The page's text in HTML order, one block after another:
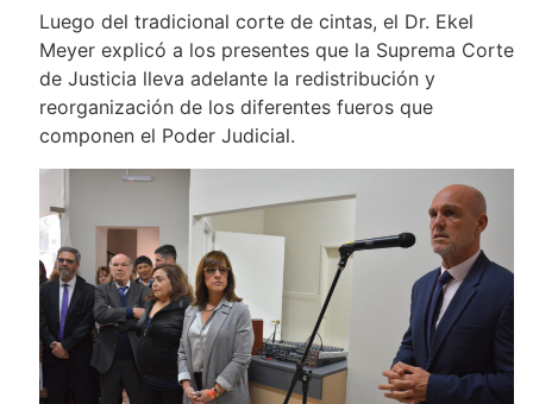
Luego del tradicional corte de cintas, el Dr. Ekel
Meyer explicó a los presentes que la Suprema Corte
de Justicia lleva adelante la redistribución y
reorganización de los diferentes fueros que
componen el Poder Judicial.